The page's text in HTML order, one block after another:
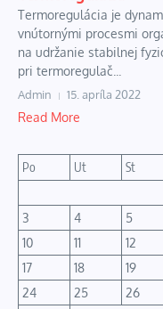
Termoregulácia je
vnútornými procesmi
na udržanie stabilnej
pri termoregulač...
Admin 15. apríla 2022
Read More
Po Ut St
3
4 5
10
11 12
17
18 19
24
25 26